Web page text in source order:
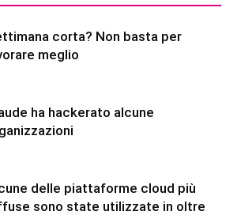
corta? Non basta per
meglio
ha hackerato alcune
delle piattaforme cloud più
sono state utilizzate in oltre